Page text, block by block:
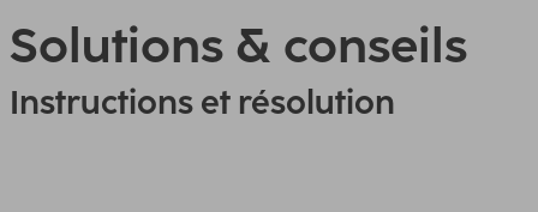
Solutions & conseils
Instructions et résolution